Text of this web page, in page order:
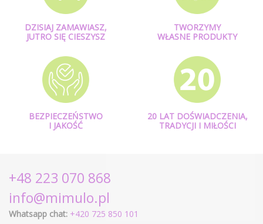
DZISIAJ ZAMAWIASZ,
JUTRO SIĘ CIESZYSZ
TWORZYMY
WŁASNE PRODUKTY
BEZPIECZEŃSTWO
I JAKOŚĆ
20 LAT DOŚWIADCZENIA,
TRADYCJI I MIŁOŚCI
+48 223 070 868
info@mimulo.pl
Whatsapp chat: +420 725 850 101